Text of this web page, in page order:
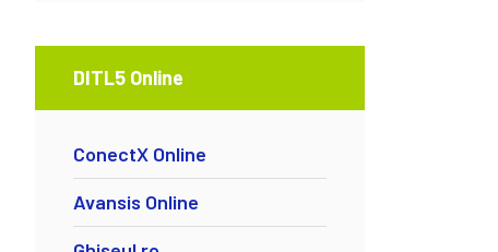
DITL5 Online
ConectX Online
Avansis Online